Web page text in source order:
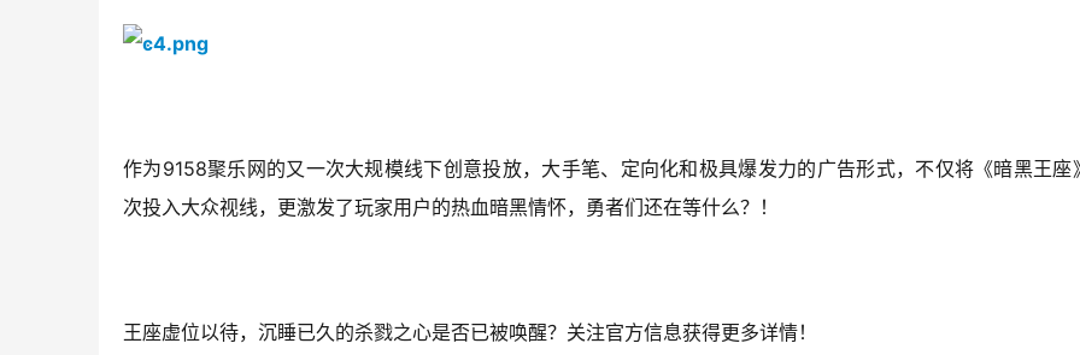
作为9158聚乐网的又一次大规模线下创意投放，大手笔、定向化和极具爆发力的广告形式，不仅将《暗黑王座
次投入大众视线，更激发了玩家用户的热血暗黑情怀，勇者们还在等什么？！
王座虚位以待，沉睡已久的杀戮之心是否已被唤醒？关注官方信息获得更多详情！